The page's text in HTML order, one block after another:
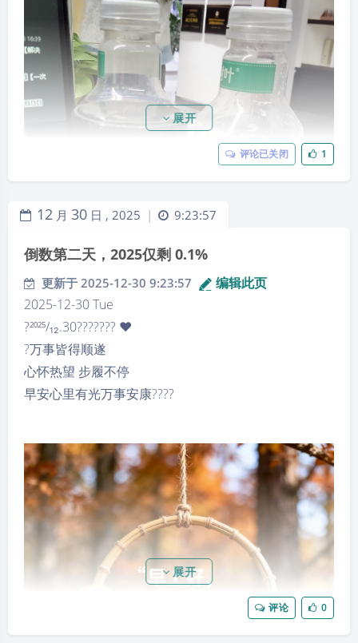
32、100万元比10万元和1000万元对工薪族更有吸引
力，10万元太容易，缺乏吸引力，1000万元实在太
难，感觉努力了也达不到，100万元则恰好是个努把力
踮踮脚有可能实现的目标。
13:38 今天是 2025 的最后一天了，马上就到阳历
2026，元旦节过去之后，新的一年就开始了。打
打气，加油吧！
13:55 刚刚回顾了从 2020 年开始到现在的一系列
的记录，好像永远都是在一个位置徘徊着。今天
是到这个销售化妆品公司，说实在的，每天的工
作很繁琐，但是呢，这个确实是稳定的。上午去
科技园旁边的邮储银行里，去把邮政的二类卡升
展开
评论已关闭 1
12 月 30 日 , 2025 | 9:23:57
倒数第二天，2025仅剩 0.1%
更新于 2025-12-30 9:23:57
编辑此页
2025-12-30 Tue
?²⁰²⁵/₁₂.30??????? ❤
?万事皆得顺遂
心怀热望 步履不停
早安心里有光万事安康????
展开
评论 0